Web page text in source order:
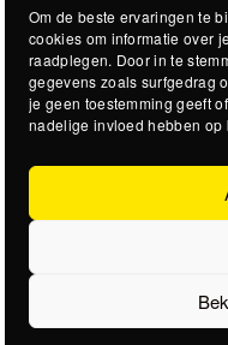
Om de beste ervaringen te
cookies om informatie over
raadplegen. Door in te
gegevens zoals surfgedrag
je geen toestemming geeft
nadelige invloed hebben